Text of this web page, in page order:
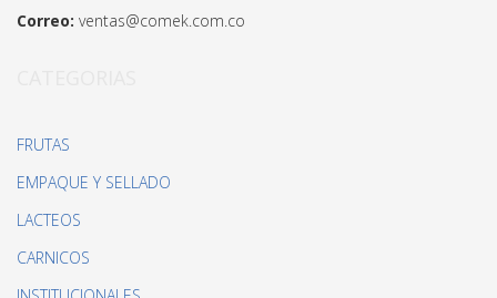
Correo: ventas@comek.com.co
FRUTAS
EMPAQUE Y SELLADO
LACTEOS
CARNICOS